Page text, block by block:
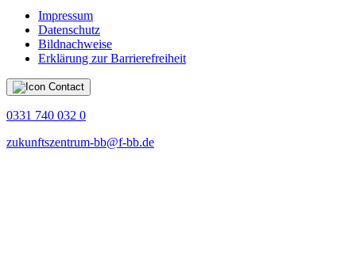
Impressum
Datenschutz
Bildnachweise
Erklärung zur Barrierefreiheit
0331 740 032 0
zukunftszentrum-bb@f-bb.de